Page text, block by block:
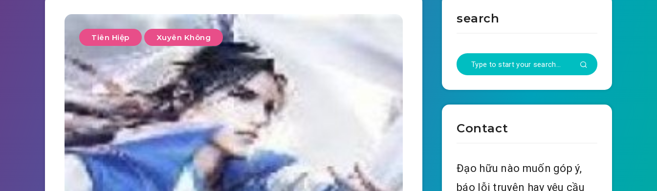
Tiên Hiệp Xuyên Không
search
Contact
Đạo hữu nào muốn góp ý,
báo lỗi truyện hay yêu cầu